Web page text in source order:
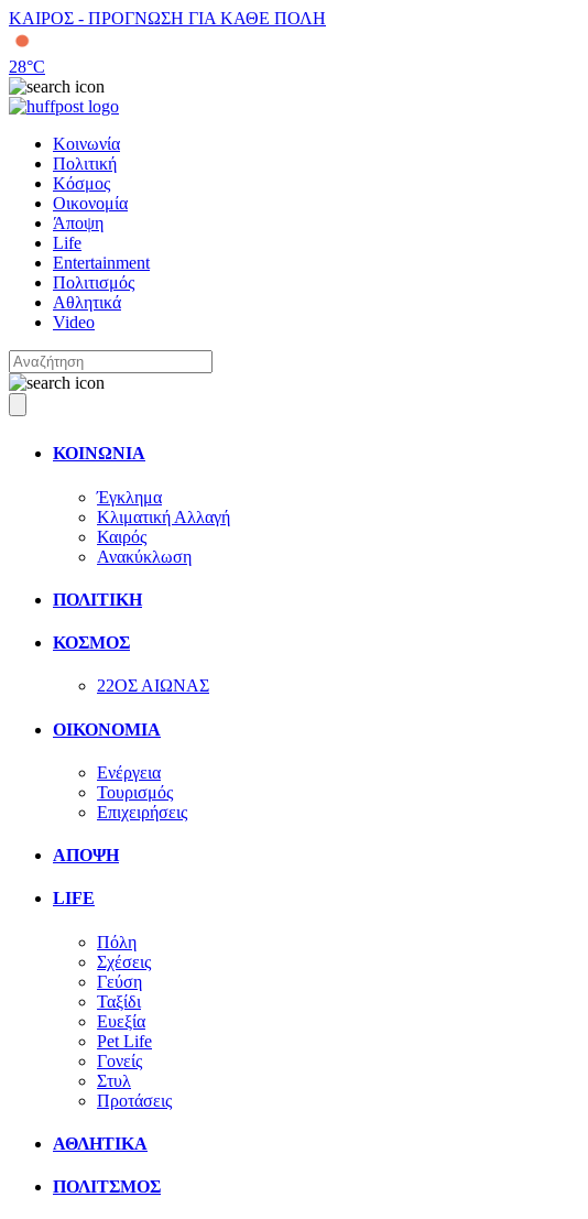
ΚΑΙΡΟΣ - ΠΡΟΓΝΩΣΗ ΓΙΑ ΚΑΘΕ ΠΟΛΗ
28°C
Κοινωνία
Πολιτική
Κόσμος
Οικονομία
Άποψη
Life
Entertainment
Πολιτισμός
Αθλητικά
Video
ΚΟΙΝΩΝΙΑ
Έγκλημα
Κλιματική Αλλαγή
Καιρός
Ανακύκλωση
ΠΟΛΙΤΙΚΗ
ΚΟΣΜΟΣ
22ΟΣ ΑΙΩΝΑΣ
ΟΙΚΟΝΟΜΙΑ
Ενέργεια
Τουρισμός
Επιχειρήσεις
ΑΠΟΨΗ
LIFE
Πόλη
Σχέσεις
Γεύση
Ταξίδι
Ευεξία
Pet Life
Γονείς
Στυλ
Προτάσεις
ΑΘΛΗΤΙΚΑ
ΠΟΛΙΤΣΜΟΣ